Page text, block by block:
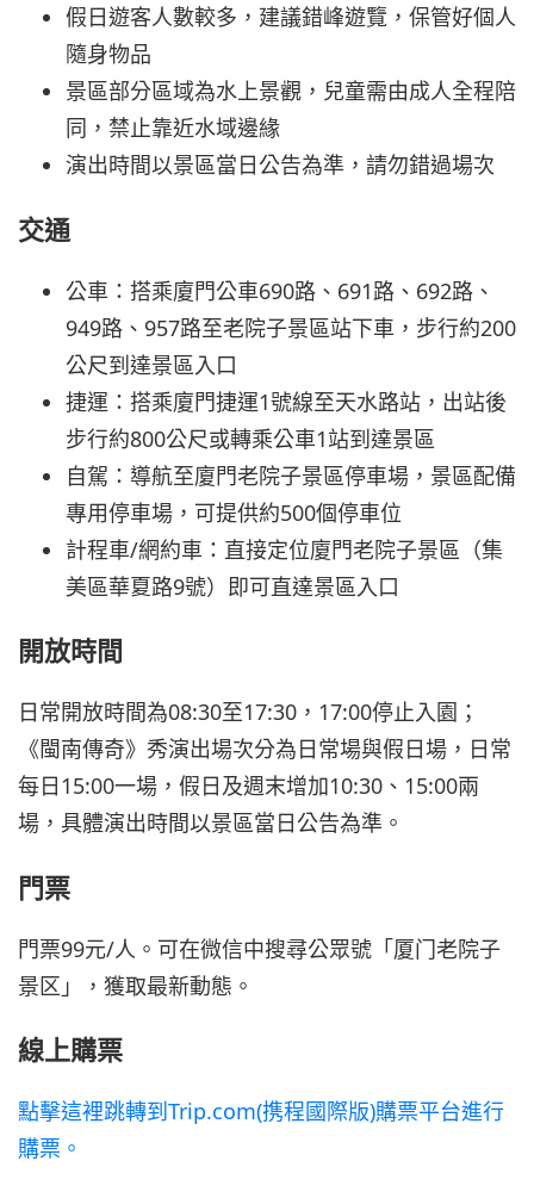
假日遊客人數較多，建議錯峰遊覽，保管好個人
隨身物品
景區部分區域為水上景觀，兒童需由成人全程陪
同，禁止靠近水域邊緣
演出時間以景區當日公告為準，請勿錯過場次
交通
公車：搭乘廈門公車690路、691路、692路、
949路、957路至老院子景區站下車，步行約200
公尺到達景區入口
捷運：搭乘廈門捷運1號線至天水路站，出站後
步行約800公尺或轉乘公車1站到達景區
自駕：導航至廈門老院子景區停車場，景區配備
專用停車場，可提供約500個停車位
計程車/網約車：直接定位廈門老院子景區（集
美區華夏路9號）即可直達景區入口
開放時間
日常開放時間為08:30至17:30，17:00停止入園；
《閩南傳奇》秀演出場次分為日常場與假日場，日常
每日15:00一場，假日及週末增加10:30、15:00兩
場，具體演出時間以景區當日公告為準。
門票
門票99元/人。可在微信中搜尋公眾號「厦门老院子
景区」，獲取最新動態。
線上購票
點擊這裡跳轉到Trip.com(携程國際版)購票平台進行
購票。